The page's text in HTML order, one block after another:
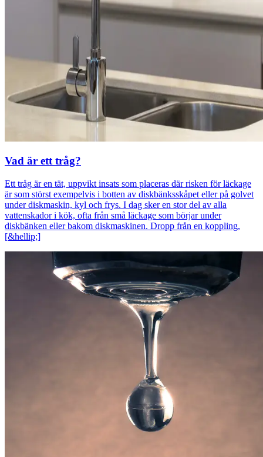
Vad är ett tråg?
Ett tråg är en tät, uppvikt insats som placeras där risken för läckage
är som störst exempelvis i botten av diskbänksskåpet eller på golvet
under diskmaskin, kyl och frys. I dag sker en stor del av alla
vattenskador i kök, ofta från små läckage som börjar under
diskbänken eller bakom diskmaskinen. Dropp från en koppling,
[&hellip;]